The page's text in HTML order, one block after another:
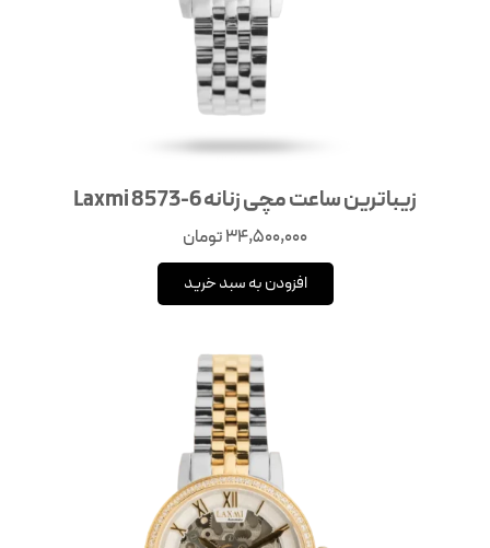
زیباترین ساعت مچی زنانه 6-8573 Laxmi
34,500,000تومان
افزودن به سبد خرید